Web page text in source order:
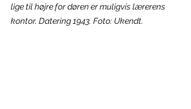
lige til højre for døren er muligvis lærerens
kontor. Datering 1943. Foto: Ukendt.